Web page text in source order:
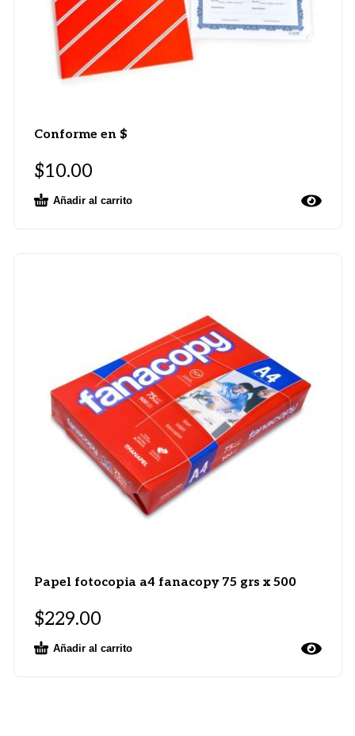
Conforme en $
$10.00
Añadir al carrito
Papel fotocopia a4 fanacopy 75 grs x 500
$229.00
Añadir al carrito